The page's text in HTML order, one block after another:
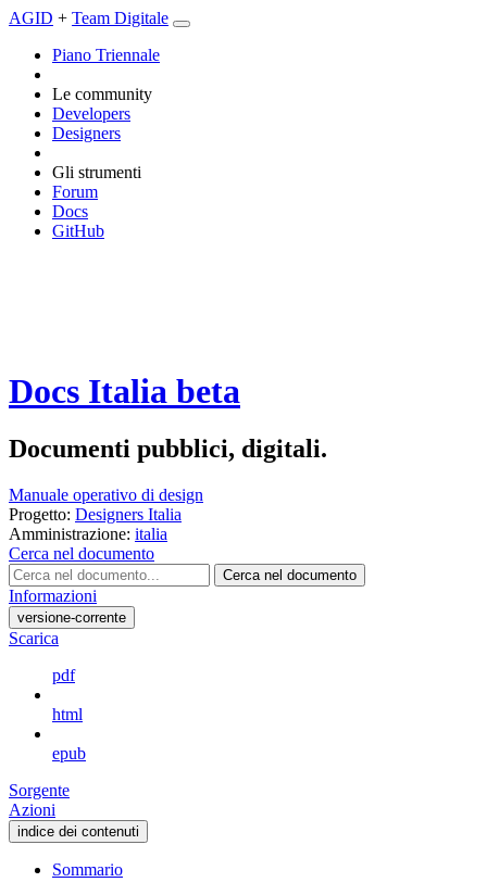
AGID + Team Digitale
Piano Triennale
Le community
Developers
Designers
Gli strumenti
Forum
Docs
GitHub
Docs Italia beta
Documenti pubblici, digitali.
Manuale operativo di design
Progetto: Designers Italia
Amministrazione: italia
Cerca nel documento
Cerca nel documento
Informazioni
versione-corrente
Scarica
pdf
html
epub
Sorgente
Azioni
indice dei contenuti
Sommario